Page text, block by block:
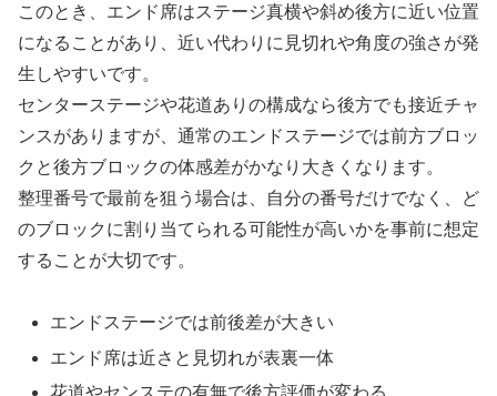
このとき、エンド席はステージ真横や斜め後方に近い位置
になることがあり、近い代わりに見切れや角度の強さが発
生しやすいです。
センターステージや花道ありの構成なら後方でも接近チャ
ンスがありますが、通常のエンドステージでは前方ブロッ
クと後方ブロックの体感差がかなり大きくなります。
整理番号で最前を狙う場合は、自分の番号だけでなく、ど
のブロックに割り当てられる可能性が高いかを事前に想定
することが大切です。
エンドステージでは前後差が大きい
エンド席は近さと見切れが表裏一体
花道やセンステの有無で後方評価が変わる